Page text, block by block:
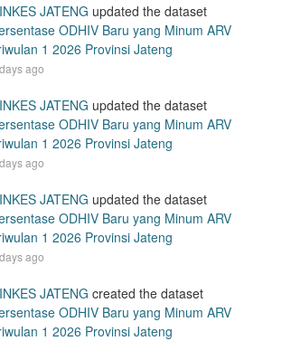
JATENG updated the dataset
ODHIV Baru yang Minum ARV
1 2026 Provinsi Jateng
ago
JATENG updated the dataset
ODHIV Baru yang Minum ARV
1 2026 Provinsi Jateng
ago
JATENG updated the dataset
ODHIV Baru yang Minum ARV
1 2026 Provinsi Jateng
ago
JATENG created the dataset
ODHIV Baru yang Minum ARV
1 2026 Provinsi Jateng